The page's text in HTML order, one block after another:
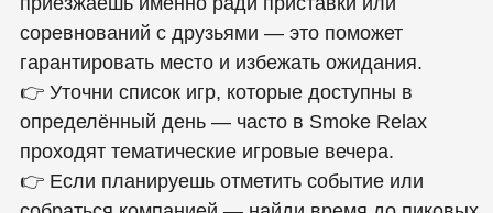
👉 Уточни заранее, какие игры доступны в
приставке и можно ли подключить свои
👉 Если планируешь вечеринку или большой
вечер, обсуди с администрацией возможные
условия — это поможет избежать сюрпризов по
депозиту и минимальному чеку.